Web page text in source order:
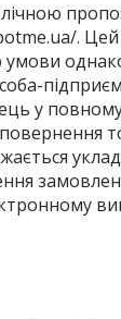
. Цей
у